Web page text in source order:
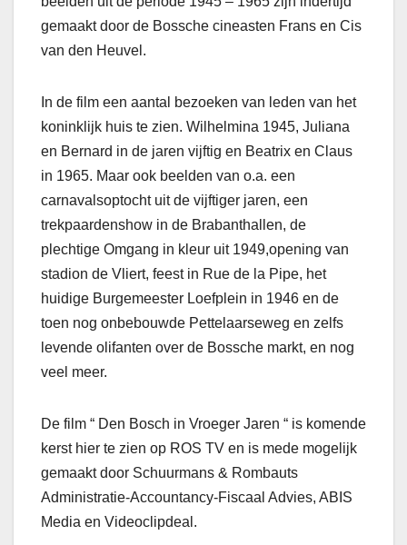
gemaakt door de Bossche cineasten Frans en Cis
van den Heuvel.
In de film een aantal bezoeken van leden van het
koninklijk huis te zien. Wilhelmina 1945, Juliana
en Bernard in de jaren vijftig en Beatrix en Claus
in 1965. Maar ook beelden van o.a. een
carnavalsoptocht uit de vijftiger jaren, een
trekpaardenshow in de Brabanthallen, de
plechtige Omgang in kleur uit 1949,opening van
stadion de Vliert, feest in Rue de la Pipe, het
huidige Burgemeester Loefplein in 1946 en de
toen nog onbebouwde Pettelaarseweg en zelfs
levende olifanten over de Bossche markt, en nog
veel meer.
De film “ Den Bosch in Vroeger Jaren “ is komende
kerst hier te zien op ROS TV en is mede mogelijk
gemaakt door Schuurmans & Rombauts
Administratie-Accountancy-Fiscaal Advies, ABIS
Media en Videoclipdeal.